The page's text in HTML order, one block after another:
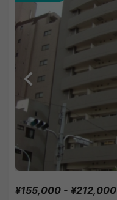
¥155,000 - ¥212,000